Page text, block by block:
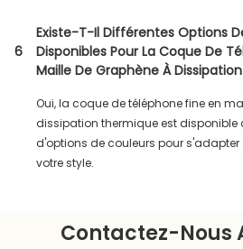
6
Existe-T-Il Différentes Options
Disponibles Pour La Coque De
Maille De Graphène À
Oui, la coque de téléphone fine en
dissipation thermique est disponible
d'options de couleurs pour s'adapter
votre style.
Contactez-Nous